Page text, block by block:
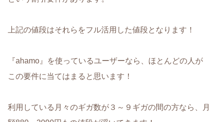
上記の値段はそれらをフル活用した値段となります！
『ahamo』を使っているユーザーなら、ほとんどの人が
この要件に当てはまると思います！
利用している月々のギガ数が３～９ギガの間の方なら、月